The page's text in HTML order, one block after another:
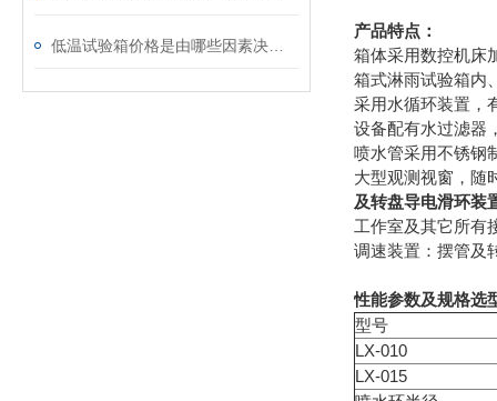
产品特点：
箱体采用数控机床
箱式淋雨试验箱内
采用水循环装置，
设备配有水过滤器
喷水管采用不锈钢
大型观测视窗，随
及转盘导电滑环装
工作室及其它所有
调速装置：摆管及
性能参数及规格选
型号
LX-010
LX-015